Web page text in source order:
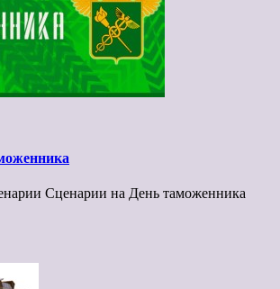
Сценарии на День таможенника